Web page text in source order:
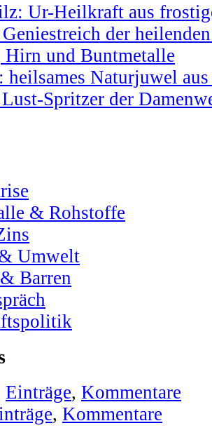
Ur-Heilkraft aus
der
Hirn und Buntmetalle
heilsames Naturjuwel
Spritzer der
& Rohstoffe
Umwelt
Barren
Einträge, Kommentare
, Kommentare